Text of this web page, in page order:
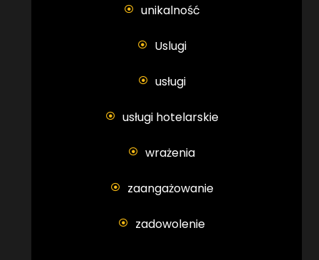
unikalność
Uslugi
usługi
usługi hotelarskie
wrażenia
zaangażowanie
zadowolenie